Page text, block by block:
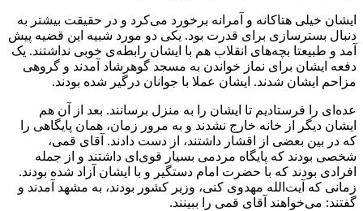
ایشان خیلی هتاکانه و آمرانه برخورد می‌کرد و در حقیقت بیشتر به
دنبال بسترسازی برای قدرت بود. یکی دو مورد شبیه این قضیه پیش
آمد و طبیعتا بچه‌های انقلاب هم با ایشان رابطه‌ی خوبی نداشتند. یک
دفعه ایشان برای نماز خواندن به مسجد گوهرشاد آمدند و گروهی
مزاحم ایشان شدند. ایشان عملا با جوانان درگیر شده بودند.
عده‌ای را فرستادیم تا ایشان را به منزل برسانند. بعد از آن هم
ایشان دیگر از خانه خارج نشدند و به مرور زمان، همان پایگاهی را
که در بین بعضی از اقشار داشتند، از دست دادند. آقای قمی،
شخصی بودند که پایگاه مردمی بسیار قوی‌ای داشتند و از جمله
افرادی بودند که با حضرت امام دستگیر و با ایشان آزاد شده بودند.
زمانی که آیت‌الله مهدوی کنی، وزیر کشور بودند، به مشهد آمدند و
گفتند: می‌خواهند آقای قمی را ببینند.